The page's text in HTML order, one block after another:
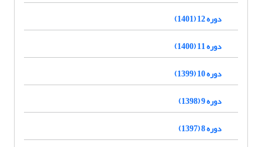
دوره 12 (1401)
دوره 11 (1400)
دوره 10 (1399)
دوره 9 (1398)
دوره 8 (1397)